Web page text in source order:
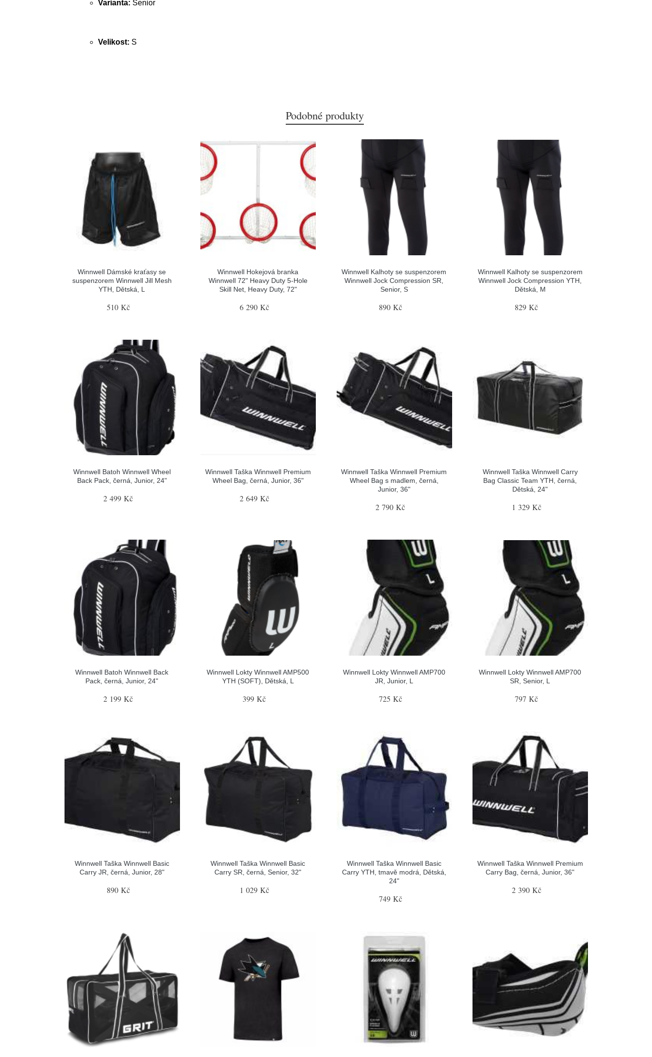
Varianta: Senior
Velikost: S
Podobné produkty
Winnwell Dámské kraťasy se
suspenzorem Winnwell Jill Mesh
YTH, Dětská, L
510 Kč
Winnwell Hokejová branka
Winnwell 72" Heavy Duty 5-Hole
Skill Net, Heavy Duty, 72"
6 290 Kč
Winnwell Kalhoty se suspenzorem
Winnwell Jock Compression SR,
Senior, S
890 Kč
Winnwell Kalhoty se suspenzorem
Winnwell Jock Compression YTH,
Dětská, M
829 Kč
Winnwell Batoh Winnwell Wheel
Back Pack, černá, Junior, 24"
2 499 Kč
Winnwell Taška Winnwell Premium
Wheel Bag, černá, Junior, 36"
2 649 Kč
Winnwell Taška Winnwell Premium
Wheel Bag s madlem, černá,
Junior, 36"
2 790 Kč
Winnwell Taška Winnwell Carry
Bag Classic Team YTH, černá,
Dětská, 24"
1 329 Kč
Winnwell Batoh Winnwell Back
Pack, černá, Junior, 24"
2 199 Kč
Winnwell Lokty Winnwell AMP500
YTH (SOFT), Dětská, L
399 Kč
Winnwell Lokty Winnwell AMP700
JR, Junior, L
725 Kč
Winnwell Lokty Winnwell AMP700
SR, Senior, L
797 Kč
Winnwell Taška Winnwell Basic
Carry JR, černá, Junior, 28"
890 Kč
Winnwell Taška Winnwell Basic
Carry SR, černá, Senior, 32"
1 029 Kč
Winnwell Taška Winnwell Basic
Carry YTH, tmavě modrá, Dětská,
24"
749 Kč
Winnwell Taška Winnwell Premium
Carry Bag, černá, Junior, 36"
2 390 Kč